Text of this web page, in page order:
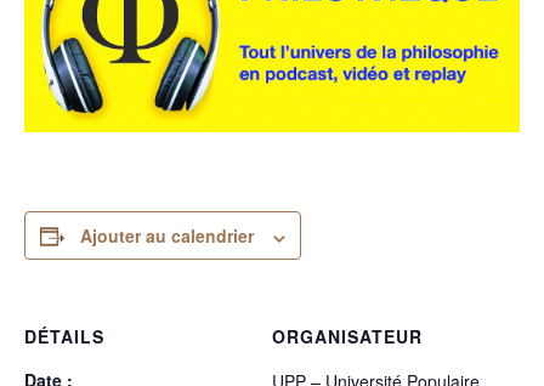
Ajouter au calendrier
DÉTAILS
Date :
ORGANISATEUR